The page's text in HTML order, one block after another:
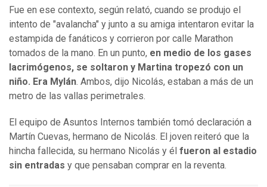
Fue en ese contexto, según relató, cuando se produjo el
intento de "avalancha" y junto a su amiga intentaron evitar la
estampida de fanáticos y corrieron por calle Marathon
tomados de la mano. En un punto, en medio de los gases
lacrimógenos, se soltaron y Martina tropezó con un
niño. Era Mylán. Ambos, dijo Nicolás, estaban a más de un
metro de las vallas perimetrales.
El equipo de Asuntos Internos también tomó declaración a
Martín Cuevas, hermano de Nicolás. El joven reiteró que la
hincha fallecida, su hermano Nicolás y él fueron al estadio
sin entradas y que pensaban comprar en la reventa.